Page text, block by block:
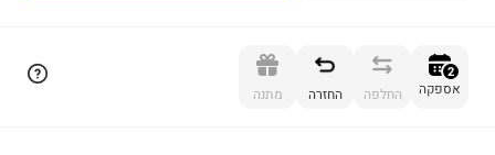
2
אספקה החלפה החזרה מתנה